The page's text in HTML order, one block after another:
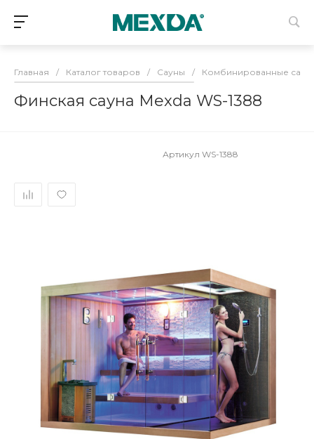
Главная / Каталог товаров / Сауны / Комбинированные
Финская сауна Mexda WS-1388
Артикул WS-1388